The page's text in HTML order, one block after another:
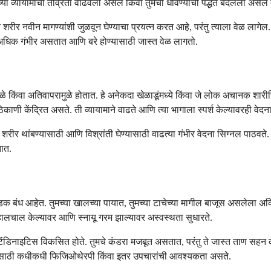
तीव्रता वाढवली असेल किंवा तुमची धावण्याची पद्धत बदलली
नवीन मागण्यांशी जुळवून घेण्याचा प्रयत्न करत आहे, परंतु त्याला वेळ
गंभीर असतात आणि बरे होण्यासाठी जास्त वेळ लागतो.
अतिवापरामुळे होतात. हे अनेकदा खेळाडूंमध्ये किंवा जे लोक अचानक
केंद्रित असते. ती व्यायामाने वाढते आणि त्या भागाला स्पर्श केल्यावरही
थांबण्यासाठी आणि विश्रांती घेण्यासाठी वाढत्या गंभीर वेदना सिग्नल
बंध आहेत. तुमच्या खालच्या पायात, तुमच्या टाचेच्या मागील बाजूस असलेला
केल्यावर आणि स्नायू गरम झाल्यावर अस्वस्थता सुधारते.
टेंडिनाइटिस विकसित होते. तुमचे कंडरा मजबूत असतात, परंतु ते जास्त ताण
कधीकधी फिजिओथेरपी किंवा इतर उपचारांची आवश्यकता असते.